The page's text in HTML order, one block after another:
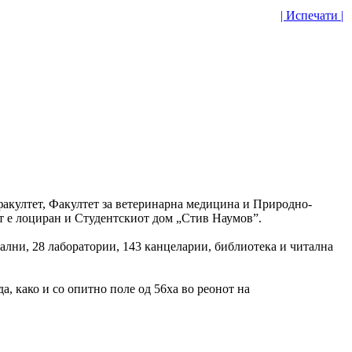
| Испечати |
Факултет за ветеринарна медицина и Природно-
е лоциран и Студентскиот дом „Стив Наумов”.
28 лаборатории, 143 канцеларии, библиотека и читална
како и со опитно поле од 56ха во реонот на